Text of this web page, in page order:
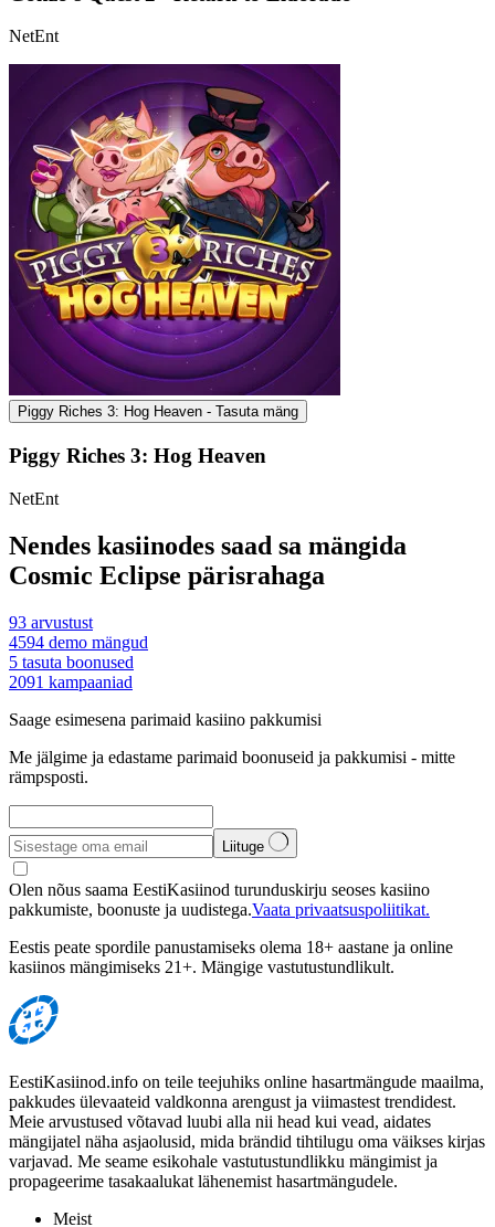
NetEnt
Piggy Riches 3: Hog Heaven - Tasuta mäng
Piggy Riches 3: Hog Heaven
NetEnt
Nendes kasiinodes saad sa mängida
Cosmic Eclipse pärisrahaga
93 arvustust
4594 demo mängud
5 tasuta boonused
2091 kampaaniad
Saage esimesena parimaid kasiino pakkumisi
Me jälgime ja edastame parimaid boonuseid ja pakkumisi - mitte
rämpsposti.
Liituge
Olen nõus saama EestiKasiinod turunduskirju seoses kasiino
pakkumiste, boonuste ja uudistega.Vaata privaatsuspoliitikat.
Eestis peate spordile panustamiseks olema 18+ aastane ja online
kasiinos mängimiseks 21+. Mängige vastutustundlikult.
EestiKasiinod.info on teile teejuhiks online hasartmängude maailma,
pakkudes ülevaateid valdkonna arengust ja viimastest trendidest.
Meie arvustused võtavad luubi alla nii head kui vead, aidates
mängijatel näha asjaolusid, mida brändid tihtilugu oma väikses kirjas
varjavad. Me seame esikohale vastutustundlikku mängimist ja
propageerime tasakaalukat lähenemist hasartmängudele.
Meist